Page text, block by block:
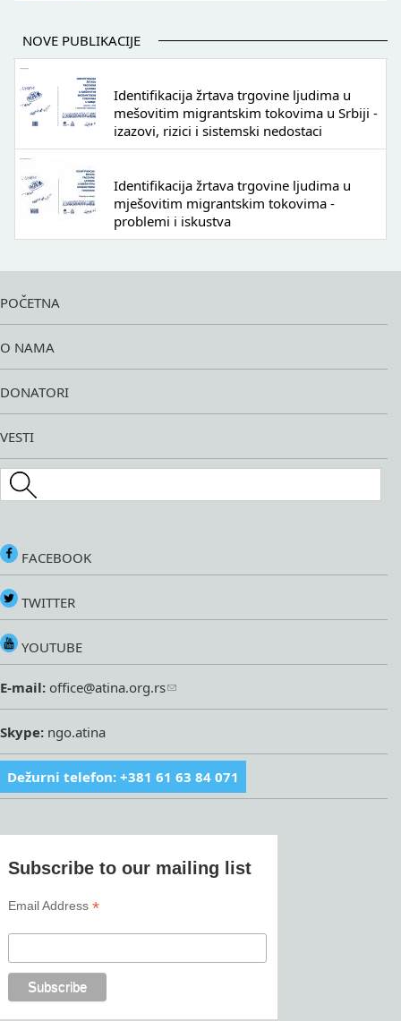
NOVE PUBLIKACIJE
Identifikacija žrtava trgovine ljudima u
mešovitim migrantskim tokovima u Srbiji -
izazovi, rizici i sistemski nedostaci
Identifikacija žrtava trgovine ljudima u
mješovitim migrantskim tokovima -
problemi i iskustva
POČETNA
O NAMA
DONATORI
VESTI
Search this site
FACEBOOK
TWITTER
YOUTUBE
E-mail: office@atina.org.rs
Skype: ngo.atina
Dežurni telefon: +381 61 63 84 071
Subscribe to our mailing list
Email Address*